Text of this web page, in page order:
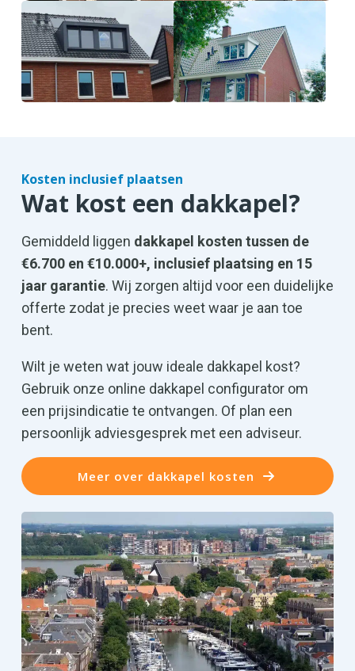
Kosten inclusief plaatsen
Wat kost een dakkapel?
Gemiddeld liggen dakkapel kosten tussen de
€6.700 en €10.000+, inclusief plaatsing en 15
jaar garantie. Wij zorgen altijd voor een duidelijke
offerte zodat je precies weet waar je aan toe
bent.
Wilt je weten wat jouw ideale dakkapel kost?
Gebruik onze online dakkapel configurator om
een prijsindicatie te ontvangen. Of plan een
persoonlijk adviesgesprek met een adviseur.
Meer over dakkapel kosten